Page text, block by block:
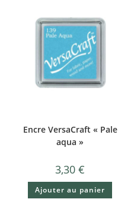
Encre VersaCraft « Pale
aqua »
3,30€
Ajouter au panier